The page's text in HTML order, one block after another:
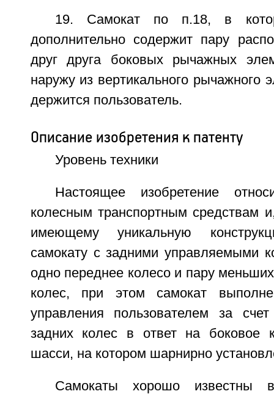
19. Самокат по п.18, в
дополнительно содержит пару
друг друга боковых рычажных
наружу из вертикального рычажного
держится пользователь.
Описание изобретения к патенту
Уровень техники
Настоящее изобретение
колесным транспортным средствам
имеющему уникальную
самокату с задними управляемыми
одно переднее колесо и пару
колес, при этом самокат
управления пользователем за
задних колес в ответ на боковое
шасси, на котором шарнирно
Самокаты хорошо известны